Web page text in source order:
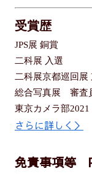
受賞歴
JPS展 銅賞
二科展 入選
二科展京都巡回展
総合写真展 審査
東京カメラ部
さらに詳しく＞
免責事項等